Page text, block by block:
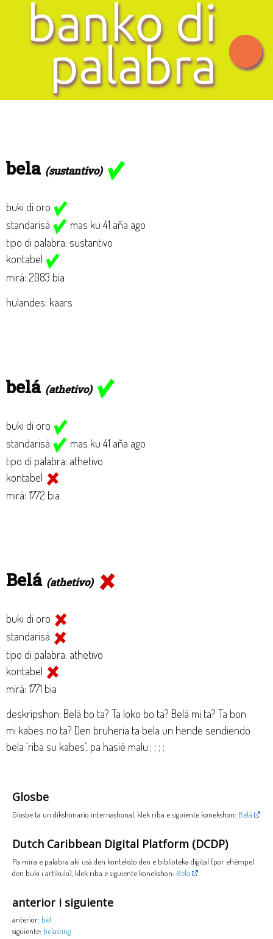
bela (sustantivo)
buki di oro
standarisá
mas ku 41 aña ago
tipo di palabra: sustantivo
kontabel
mirá: 2083 bia
hulandes: kaars
belá (athetivo)
buki di oro
standarisá
mas ku 41 aña ago
tipo di palabra: athetivo
kontabel
mirá: 1772 bia
Belá (athetivo)
buki di oro
standarisá
tipo di palabra: athetivo
kontabel
mirá: 1771 bia
deskripshon: Belá bo ta? Ta loko bo ta? Belá mi ta? Ta bon
mi kabes no ta? Den bruheria ta bela un hende sendiendo
bela ‘riba su kabes’, pa hasié malu.; ; ; ;
Glosbe
Glosbe ta un dikshonario internashonal, klek riba e siguiente konekshon: Belá
Dutch Caribbean Digital Platform (DCDP)
Pa mira e palabra aki usá den konteksto den e biblioteka digital (por ehèmpel
den buki i artíkulo), klek riba e siguiente konekshon: Belá
anterior i siguiente
anterior: bèl
siguiente: belasting